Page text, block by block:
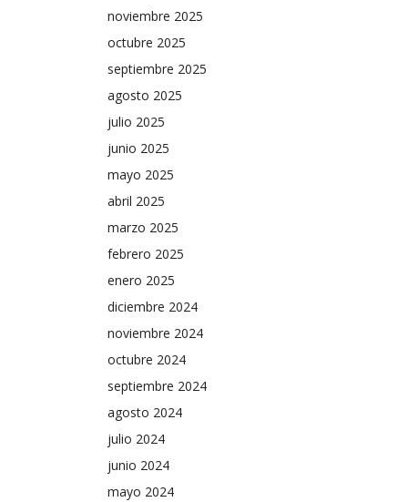
noviembre 2025
octubre 2025
septiembre 2025
agosto 2025
julio 2025
junio 2025
mayo 2025
abril 2025
marzo 2025
febrero 2025
enero 2025
diciembre 2024
noviembre 2024
octubre 2024
septiembre 2024
agosto 2024
julio 2024
junio 2024
mayo 2024